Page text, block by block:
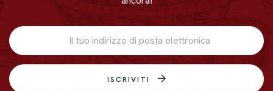
ISCRIVITI